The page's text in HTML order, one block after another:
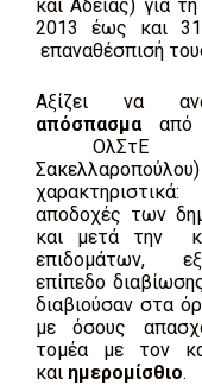
και Αδείας) για
2013 έως και
επαναθέσπισή
Αξίζει να
απόσπασμα από
ΟλΣτΕ
αποδοχές των
και μετά την
επιδομάτων,
επίπεδο
διαβιούσαν στα
με όσους
τομέα με τον
και ημερομίσθιο.